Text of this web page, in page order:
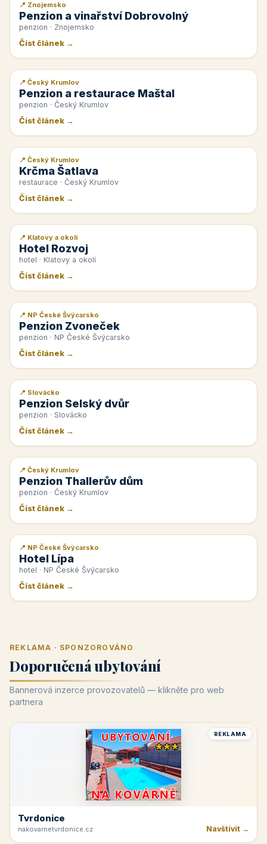
📰 PR článek
📍 Znojemsko
Penzion a vinařství Dobrovolný
penzion · Znojemsko
Číst článek →
📰 PR článek
📍 Český Krumlov
Penzion a restaurace Maštal
penzion · Český Krumlov
Číst článek →
📰 PR článek
📍 Český Krumlov
Krčma Šatlava
restaurace · Český Krumlov
Číst článek →
📰 PR článek
📍 Klatovy a okolí
Hotel Rozvoj
hotel · Klatovy a okolí
Číst článek →
📰 PR článek
📍 NP České Švýcarsko
Penzion Zvoneček
penzion · NP České Švýcarsko
Číst článek →
📰 PR článek
📍 Slovácko
Penzion Selský dvůr
penzion · Slovácko
Číst článek →
📰 PR článek
📍 Český Krumlov
Penzion Thallerův dům
penzion · Český Krumlov
Číst článek →
📰 PR článek
📍 NP České Švýcarsko
Hotel Lípa
hotel · NP České Švýcarsko
Číst článek →
REKLAMA · SPONZOROVÁNO
Doporučená ubytování
Bannerová inzerce provozovatelů — klikněte pro web
partnera
REKLAMA
Tvrdonice
nakovarnetvrdonice.cz Navštívit →